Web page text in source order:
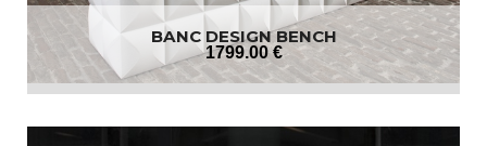
BANC DESIGN BENCH
1799.00 €